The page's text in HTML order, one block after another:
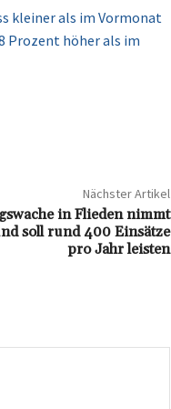
kleiner als im Vormonat
Prozent höher als im
Nächster Artikel
in Flieden nimmt
soll rund 400 Einsätze
pro Jahr leisten